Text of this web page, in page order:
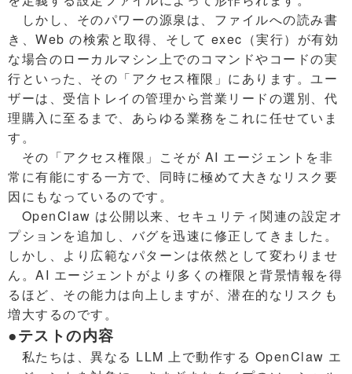
しかし、そのパワーの源泉は、ファイルへの読み書
き、Web の検索と取得、そして exec（実行）が有効
な場合のローカルマシン上でのコマンドやコードの実
行といった、その「アクセス権限」にあります。ユー
ザーは、受信トレイの管理から営業リードの選別、代
理購入に至るまで、あらゆる業務をこれに任せていま
す。
その「アクセス権限」こそが AI エージェントを非
常に有能にする一方で、同時に極めて大きなリスク要
因にもなっているのです。
OpenClaw は公開以来、セキュリティ関連の設定オ
プションを追加し、バグを迅速に修正してきました。
しかし、より広範なパターンは依然として変わりませ
ん。AI エージェントがより多くの権限と背景情報を得
るほど、その能力は向上しますが、潜在的なリスクも
増大するのです。
●テストの内容
私たちは、異なる LLM 上で動作する OpenClaw エ